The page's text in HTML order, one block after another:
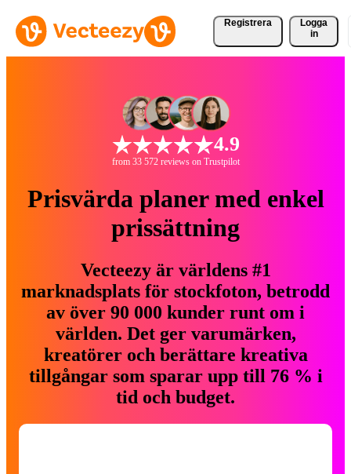
Registrera
Logga
in
4.9
from 33 572 reviews on Trustpilot
Prisvärda planer med enkel
prissättning
Vecteezy är världens #1
marknadsplats för stockfoton, betrodd
av över 90 000 kunder runt om i
världen. Det ger varumärken,
kreatörer och berättare kreativa
tillgångar som sparar upp till 76 % i
tid och budget.